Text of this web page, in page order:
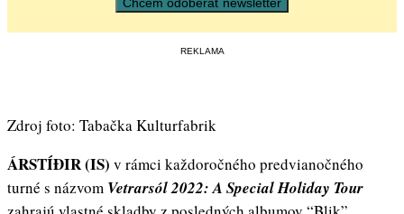
REKLAMA
Zdroj foto: Tabačka Kulturfabrik
ÁRSTÍÐIR (IS) v rámci každoročného predvianočného
turné s názvom Vetrarsól 2022: A Special Holiday Tour